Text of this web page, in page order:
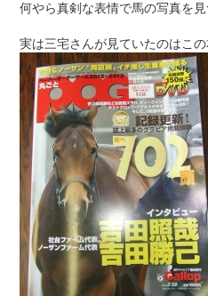
何やら真剣な表情で馬の写真を見
実は三宅さんが見ていたのはこの